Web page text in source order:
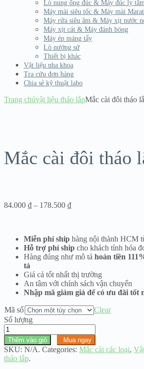
Lò nung ống đúc & Máy đúc ly
Máy mài siêu tốc & Máy mài
Máy rửa siêu âm & Máy xịt nước
Máy xịt cát & Máy đánh bóng
Máy ép máng tẩy
Lò nướng sứ
Thiết bị khác
Vật liệu nha khoa
Tra cứu đơn hàng
Chia sẻ kỹ thuật labo
Trang chủvật liệu tháo lắpMắc cài đôi tháo
Mắc cài đôi tháo
84.000 ₫ – 178.500 ₫Khoảng
đến
178.500 ₫
Miễn phí ship hàng nội thành HCM
Hỗ trợ phí ship cho khách tỉnh hóa
Hàng đúng như mô tả hoàn tiền
tả
Giá cả tốt nhất thị trường
An tâm với chính sách vận chuyển
Nhập mã giảm giá để có ưu đãi tốt
Mã số
Clear
Số lượng
Mắc
cài
đôi
tháo
lắp
Thêm vào giỏ Mua ngay
SKU: N/A. Categories: Mắc cài các loại,
tháo lắp.